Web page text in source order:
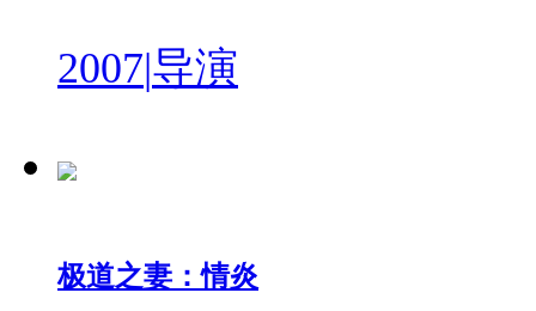
2007|导演
极道之妻：情炎